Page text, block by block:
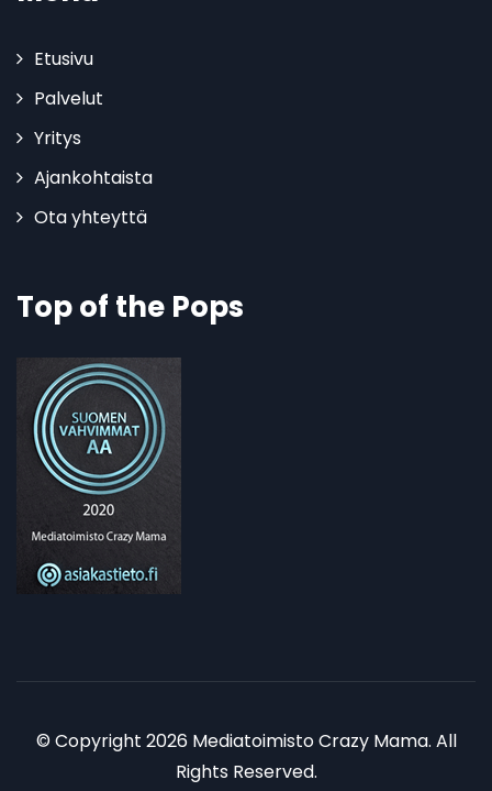
Etusivu
Palvelut
Yritys
Ajankohtaista
Ota yhteyttä
Top of the Pops
© Copyright 2026 Mediatoimisto Crazy Mama. All
Rights Reserved.